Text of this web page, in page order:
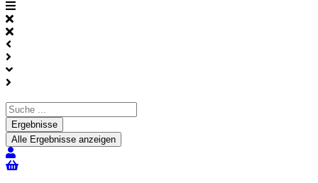
Search
...Ergebnisse
Alle Ergebnisse anzeigen